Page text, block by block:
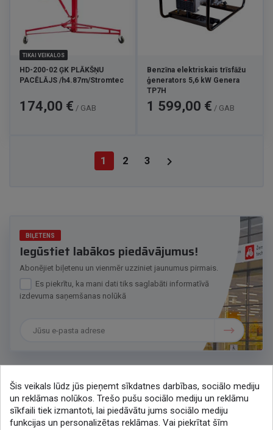
TIKAI VEIKALOS
HD-200-02 ĢK PLĀKŠŅU
PACĒLĀJS /h4.87m/Stromtec
Cena
174,00 € / GAB
Benzīna elektriskais trīsfāžu
ģenerators 5,6 kW Genera
TP7H
Cena
1 599,00 € / GAB
1 2 3 
BIĻETENS
Iegūstiet labākos piedāvājumus!
Abonējiet biļetenu un vienmēr uzziniet jaunumus pirmais.
Es piekrītu, ka mani dati tiks saglabāti informatīvā
izdevuma saņemšanas nolūkā
Sazināsimies
+371 286 48078
Šis veikals lūdz jūs pieņemt sīkdatnes darbības, sociālo mediju
un reklāmas nolūkos. Trešo pušu sociālo mediju un reklāmu
sīkfaili tiek izmantoti, lai piedāvātu jums sociālo mediju
funkcijas un personalizētas reklāmas. Vai piekrītat šīm